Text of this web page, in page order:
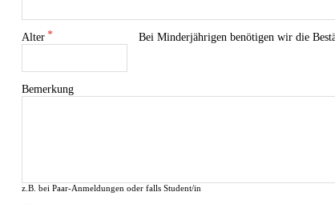
Alter Bei Minderjährigen benötigen wir die
Bemerkung
z.B. bei Paar-Anmeldungen oder falls Student/in